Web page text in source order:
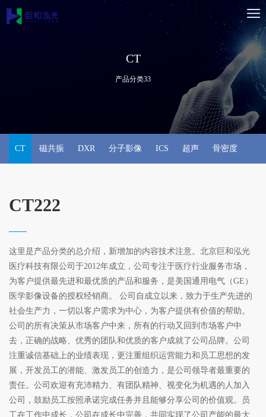
CT
产品分类33
CT 磁共振 DXR 分子影像 ICS 超声 骨密度
CT222
这里是产品分类的总介绍，新增加的内容技术注意。北京巨和泓光
医疗科技有限公司于2012年成立，公司专注于医疗行业服务市场，
为客户提供最先进和最优质的产品和服务，是美国通用电气（GE）
医学影像设备的授权经销商。 公司自成立以来，致力于生产先进的
社会生产力，一切以客户需求为中心，为客户提供有价值的帮助。
公司的所有决策从市场客户中来，所有的行动又回到市场客户中
去，正确的战略、优秀的团队和优质的客户成就了公司品牌。公司
注重诚信基础上的业绩表现，更注重组织运营能力和员工思想的发
展，开发员工的潜能、激发员工的创造力，是公司领导者最重要的
责任。公司欢迎有充沛精力、有团队精神、视变化为机遇的人加入
公司，鼓励员工按照承诺完成任务并且能够分享公司的价值观。员
工在工作中成长，公司在成长中完善，共同实现了公司产能的最大